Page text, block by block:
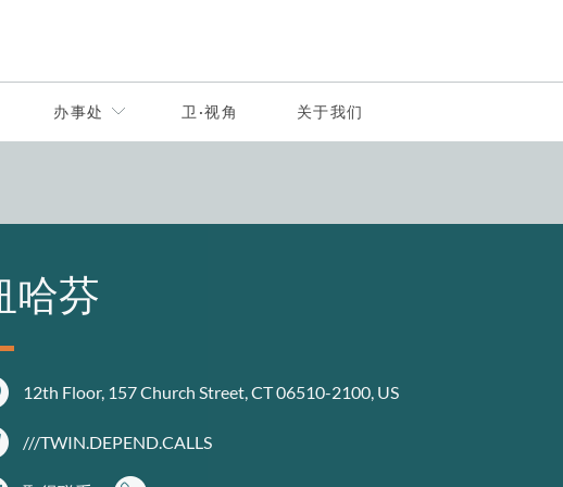
办事处 卫·视角 关于我们
哈芬
12th Floor, 157 Church Street, CT 06510-2100, US
///TWIN.DEPEND.CALLS